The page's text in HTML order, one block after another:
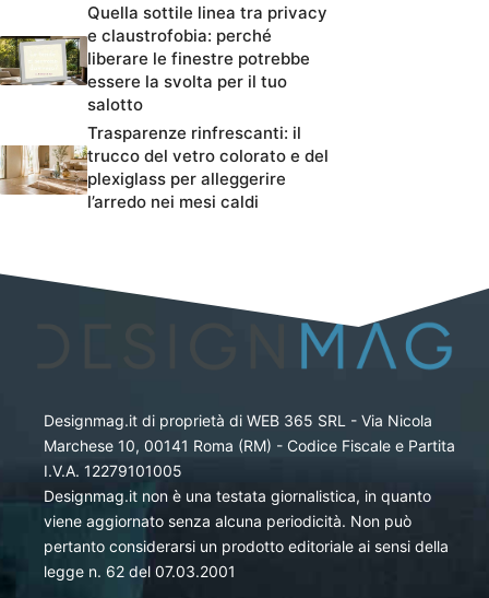
Quella sottile linea tra privacy
e claustrofobia: perché
liberare le finestre potrebbe
essere la svolta per il tuo
salotto
Trasparenze rinfrescanti: il
trucco del vetro colorato e del
plexiglass per alleggerire
l’arredo nei mesi caldi
Designmag.it di proprietà di WEB 365 SRL - Via Nicola
Marchese 10, 00141 Roma (RM) - Codice Fiscale e Partita
I.V.A. 12279101005
Designmag.it non è una testata giornalistica, in quanto
viene aggiornato senza alcuna periodicità. Non può
pertanto considerarsi un prodotto editoriale ai sensi della
legge n. 62 del 07.03.2001